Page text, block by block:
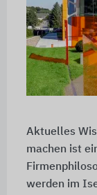
Aktuelles
machen ist
werden im